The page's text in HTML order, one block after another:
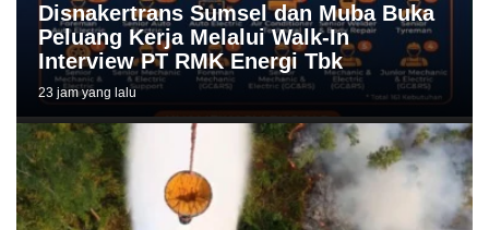
Disnakertrans Sumsel dan Muba Buka
Peluang Kerja Melalui Walk-In
Interview PT RMK Energi Tbk
23 jam yang lalu